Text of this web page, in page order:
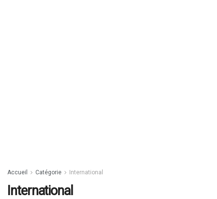
Accueil Catégorie International
International